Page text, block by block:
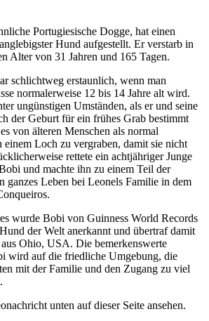
Portugiesische Dogge, hat einen
Hund aufgestellt. Er verstarb in
Alter von 31 Jahren und 165 Tagen.
schlichtweg erstaunlich, wenn man
normalerweise 12 bis 14 Jahre alt wird.
ungünstigen Umständen, als er und seine
der Geburt für ein frühes Grab bestimmt
von älteren Menschen als normal
einem Loch zu vergraben, damit sie nicht
rettete ein achtjähriger Junge
und machte ihn zu einem Teil der
ganzes Leben bei Leonels Familie in dem
wurde Bobi von Guinness World Records
der Welt anerkannt und übertraf damit
Ohio, USA. Die bemerkenswerte
wird auf die friedliche Umgebung, die
mit der Familie und den Zugang zu viel
unten auf dieser Seite ansehen.